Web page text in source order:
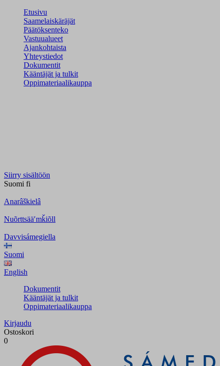
Etusivu
Saamelaiskäräjät
Päätöksenteko
Vastuualueet
Ajankohtaista
Yhteystiedot
Dokumentit
Kääntäjät ja tulkit
Oppimateriaalikauppa
Siirry sisältöön
Suomi fi
Anarâškielâ
Nuõrttsääʹmǩiõll
Davvisámegiella
Suomi
English
Dokumentit
Kääntäjät ja tulkit
Oppimateriaalikauppa
Kirjaudu
Ostoskori
0